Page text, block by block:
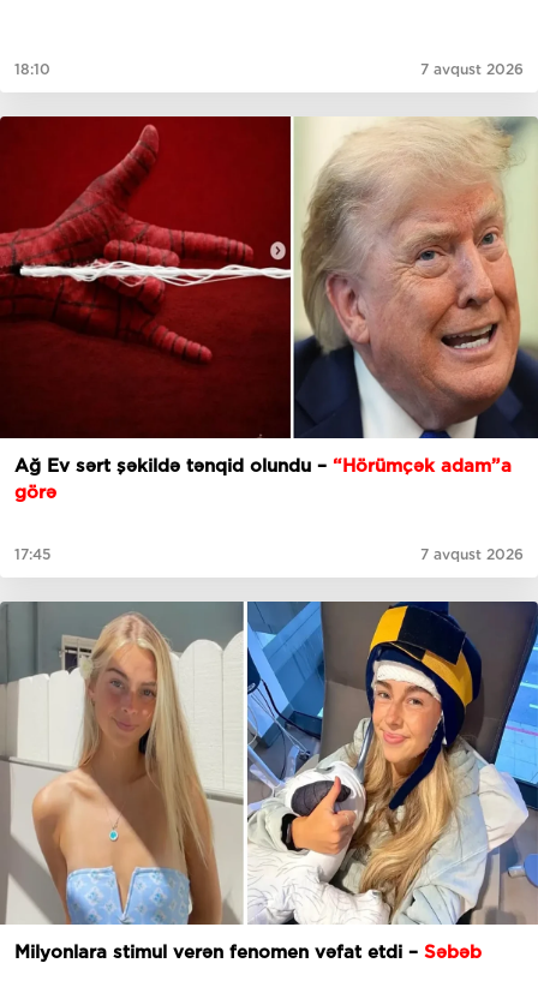
18:10 7 avqust 2026
Ağ Ev sərt şəkildə tənqid olundu – “Hörümçək adam”a
görə
17:45 7 avqust 2026
Milyonlara stimul verən fenomen vəfat etdi – Səbəb